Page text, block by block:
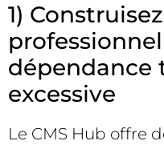
1)
dépendance
excessive
Le CMS Hub offre